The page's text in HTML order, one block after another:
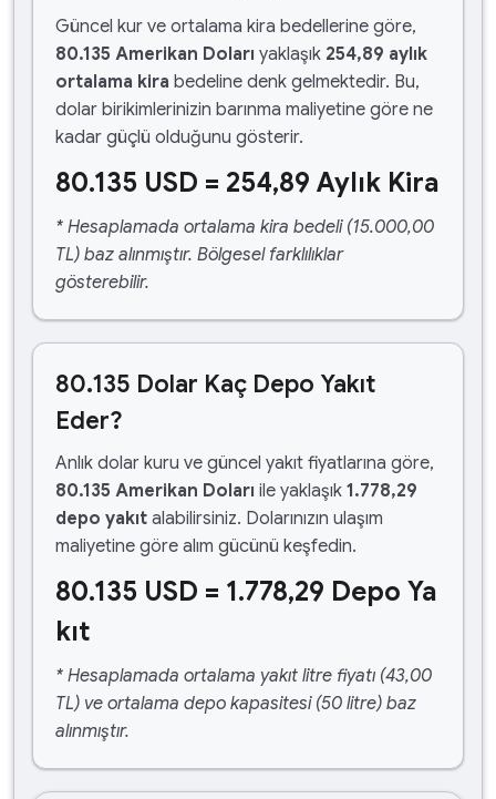
Güncel kur ve ortalama kira bedellerine göre,
80.135 Amerikan Doları yaklaşık 254,89 aylık
ortalama kira bedeline denk gelmektedir. Bu,
dolar birikimlerinizin barınma maliyetine göre ne
kadar güçlü olduğunu gösterir.
80.135 USD = 254,89 Aylık Kira
* Hesaplamada ortalama kira bedeli (15.000,00
TL) baz alınmıştır. Bölgesel farklılıklar
gösterebilir.
80.135 Dolar Kaç Depo Yakıt
Eder?
Anlık dolar kuru ve güncel yakıt fiyatlarına göre,
80.135 Amerikan Doları ile yaklaşık 1.778,29
depo yakıt alabilirsiniz. Dolarınızın ulaşım
maliyetine göre alım gücünü keşfedin.
80.135 USD = 1.778,29 Depo Ya
kıt
* Hesaplamada ortalama yakıt litre fiyatı (43,00
TL) ve ortalama depo kapasitesi (50 litre) baz
alınmıştır.